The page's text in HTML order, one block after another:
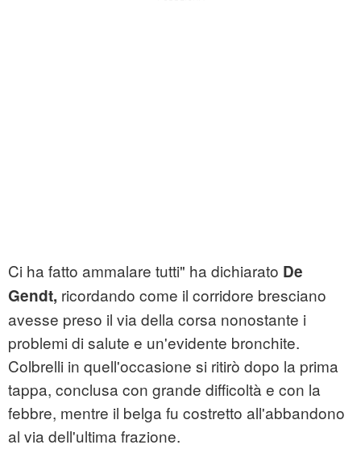
Ci ha fatto ammalare tutti" ha dichiarato De
Gendt, ricordando come il corridore bresciano
avesse preso il via della corsa nonostante i
problemi di salute e un'evidente bronchite.
Colbrelli in quell'occasione si ritirò dopo la prima
tappa, conclusa con grande difficoltà e con la
febbre, mentre il belga fu costretto all'abbandono
al via dell'ultima frazione.